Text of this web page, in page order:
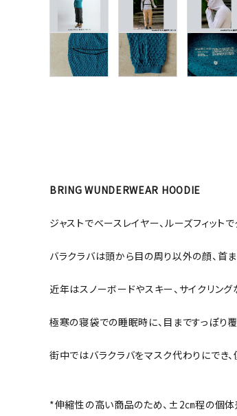
BRING WUNDERWEAR HOODIE
ジャストでベースレイヤー、ルーズフィットで
バラクラバは頭から目の周り以外の顔、首
近年はスノーボードやスキー、サイクリン
極寒の寝袋での睡眠時に、目まですっぽり
街中ではバラクラバをマスク代わりにでき
*伸縮性の高い商品のため、±2㎝程の個体